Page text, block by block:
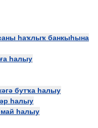
һаҡлыҡ банкыһына
һалыу
бутҡа һалыу
һалыу
май һалыу